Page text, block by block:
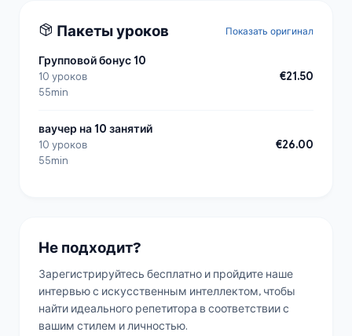
Пакеты уроков Показать оригинал
Групповой бонус 10
10 уроков
55min
€21.50
ваучер на 10 занятий
10 уроков
55min
€26.00
Не подходит?
Зарегистрируйтесь бесплатно и пройдите наше
интервью с искусственным интеллектом, чтобы
найти идеального репетитора в соответствии с
вашим стилем и личностью.